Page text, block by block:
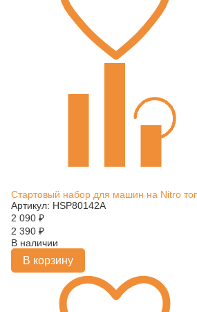
Стартовый набор для машин на Nitro
Артикул: HSP80142A
2 090 ₽
2 390 ₽
В наличии
В корзину